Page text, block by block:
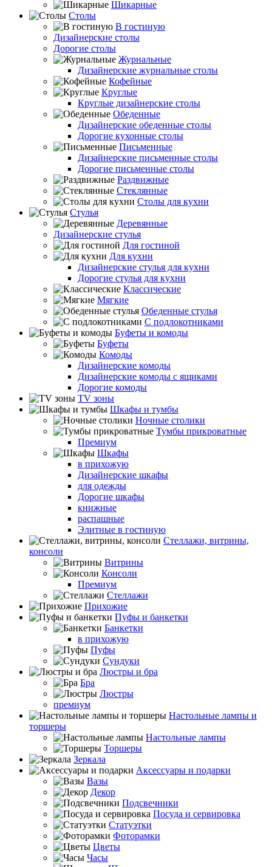
Шикарные
Столы
В гостиную
Дизайнерские столы
Дорогие столы
Журнальные
Дизайнерские журнальные столы
Кофейные
Круглые
Круглые дизайнерские столы
Обеденные
Дизайнерские обеденные столы
Дорогие кухонные столы
Письменные
Дизайнерские письменные столы
Дорогие письменные столы
Раздвижные
Стеклянные
Столы для кухни
Стулья
Деревянные
Дизайнерские стулья
Для гостиной
Для кухни
Дизайнерские стулья для кухни
Дорогие стулья для кухни
Классические
Мягкие
Обеденные стулья
С подлокотниками
Буфеты и комоды
Буфеты
Комоды
Дизайнерские комоды
Дизайнерские комоды с ящиками
Дорогие комоды
TV зоны
Шкафы и тумбы
Ночные столики
Тумбы прикроватные
Премиум
Шкафы
в прихожую
Дизайнерские шкафы
для одежды
Дорогие шкафы
книжные
распашные
Элитные в гостиную
Стеллажи, витрины,
консоли
Витрины
Консоли
Премиум
Стеллажи
Прихожие
Пуфы и банкетки
Банкетки
в прихожую
Пуфы
Сундуки
Люстры и бра
Бра
Люстры
премиум
Настольные лампы и
торшеры
Настольные лампы
Торшеры
Зеркала
Аксессуары и подарки
Вазы
Декор
Подсвечники
Посуда и сервировка
Статуэтки
Фоторамки
Цветы
Часы